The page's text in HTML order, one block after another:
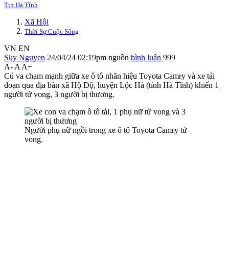
Tin Hà Tĩnh
Xã Hội
Thời Sự Cuộc Sống
VN EN
Sky Nguyen 24/04/24 02:19pm nguồn bình luận 999
A- A A+
Cú va chạm mạnh giữa xe ô tô nhãn hiệu Toyota Camry và xe tải
đoạn qua địa bàn xã Hộ Độ, huyện Lộc Hà (tỉnh Hà Tĩnh) khiến 1
người t‌ử von‌g, 3 người bị thương.
Người phụ nữ ngồi trong xe ô tô Toyota Camry t‌ử
von‌g.